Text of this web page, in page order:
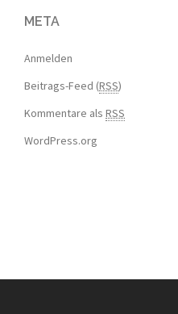
META
Anmelden
Beitrags-Feed (RSS)
Kommentare als RSS
WordPress.org